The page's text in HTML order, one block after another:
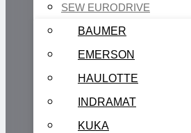
SEW EURODRIVE
BAUMER
EMERSON
HAULOTTE
INDRAMAT
KUKA